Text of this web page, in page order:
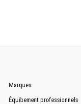
Marques
Équibement professionnels